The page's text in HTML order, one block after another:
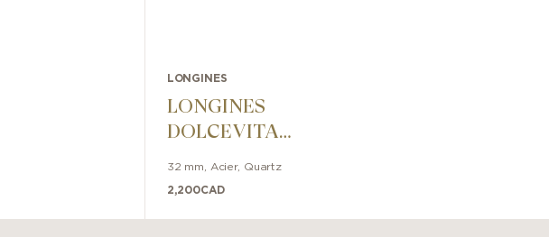
LONGINES
LONGINES
DOLCEVITA
32 mm Acier, Quartz
2,200CAD